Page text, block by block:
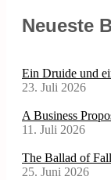
Neueste
Ein Druide und
23. Juli 2026
A Business
11. Juli 2026
The Ballad of
25. Juni 2026